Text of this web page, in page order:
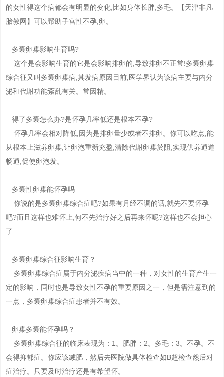
的女性得这个病都会有明显的变化,比如身体长胖,多毛。【天津非凡
胎教网】可以帮助子宫性不孕,卵。
多囊卵巢影响生育吗?
这个是会影响生育的它是会影响排卵的,导致排卵不正常!多囊卵巢
综合征又叫多囊卵巢病,其发病原因目前,医学界认为该病主要与内分
泌和代谢功能紊乱有关。常因精。
得了多囊怎么办?是怀孕几率低还是根本不孕?
怀孕几率会相对降低,因为是排卵量少或者不排卵。你可以吃点,能
从根本上滋养卵巢,让卵泡重新充盈,清除代谢卵巢於阻,实现供养通道
畅通,促使卵泡发。
多囊性卵巢能怀孕吗
你说的是多囊卵巢综合症吧?如果有月经不调的话,就先不要怀孕
吧?而且这样也难怀上,何不先治疗好之后再来怀呢?这样也不会担心
了
多囊卵巢综合征影响生育？
多囊卵巢综合症属于内分泌疾病当中的一种，对女性的生育产生一
定的影响，同时也是导致女性不孕的重要原因之一，但是需注意到的
一点，多囊卵巢综合症患者并不有效。
卵巢多囊能怀孕吗？
多囊卵巢综合征的临床表现为：1。肥胖；2。多毛；3。不孕。不
会得抑郁症。你应该减肥，然后去医院做具体检查如B超检查然后对
症治疗。只要及时治疗还是有希望怀。